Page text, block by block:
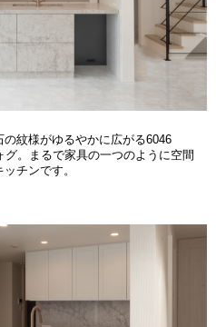
紋様がゆるやかに広がる6046
。まるで家具の一つのように空間
チンです。